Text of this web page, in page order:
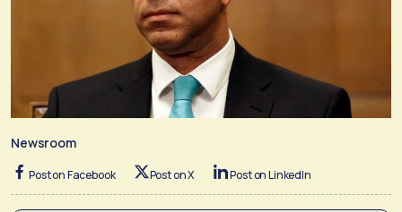
Newsroom
Post on Facebook Post on X Post on LinkedIn